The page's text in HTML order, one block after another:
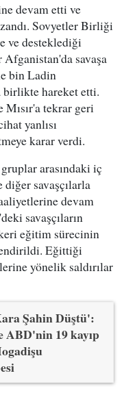
devam etti ve
Sovyetler Birliği
ve desteklediği
savaşa
bin Ladin
birlikte hareket etti.
tekrar geri
yanlısı
karar verdi.
arasındaki iç
savaşçılarla
devam
savaşçıların
eğitim sürecinin
Eğittiği
yönelik saldırılar
Şahin Düştü':
ABD'nin 19 kayıp